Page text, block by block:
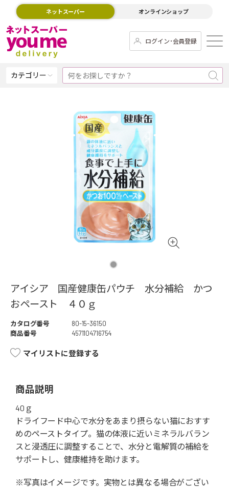
ネットスーパー オンラインショップ
ログイン･会員登録
カテゴリー
アイシア 国産健康缶パウチ 水分補給 かつ
おペースト ４０ｇ
カタログ番号
80-15-36150
商品番号
4571104716754
マイリストに登録する
商品説明
40ｇ
ドライフード中心で水分をあまり摂らない猫におすす
めのペーストタイプ。猫の体液に近いミネラルバラン
スと浸透圧に調整することで、水分と電解質の補給を
サポートし、健康維持を助けます。
※写真はイメージです。実物とは異なる場合がござい